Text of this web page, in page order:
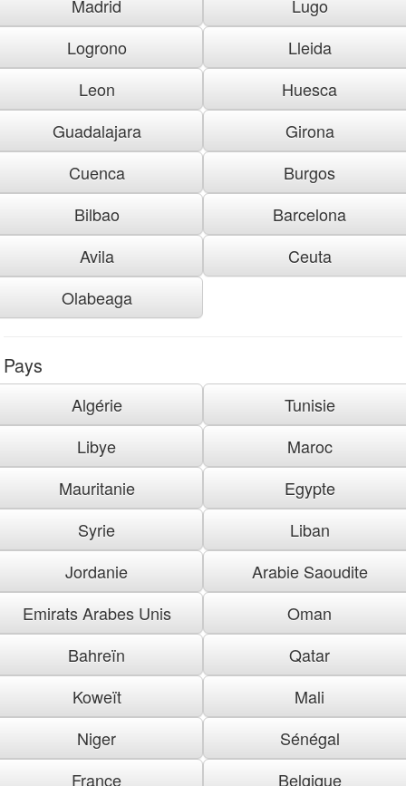
Madrid
Lugo
Logrono
Lleida
Leon
Huesca
Guadalajara
Girona
Cuenca
Burgos
Bilbao
Barcelona
Avila
Ceuta
Olabeaga
Pays
Algérie
Tunisie
Libye
Maroc
Mauritanie
Egypte
Syrie
Liban
Jordanie
Arabie Saoudite
Emirats Arabes Unis
Oman
Bahreïn
Qatar
Koweït
Mali
Niger
Sénégal
France
Belgique